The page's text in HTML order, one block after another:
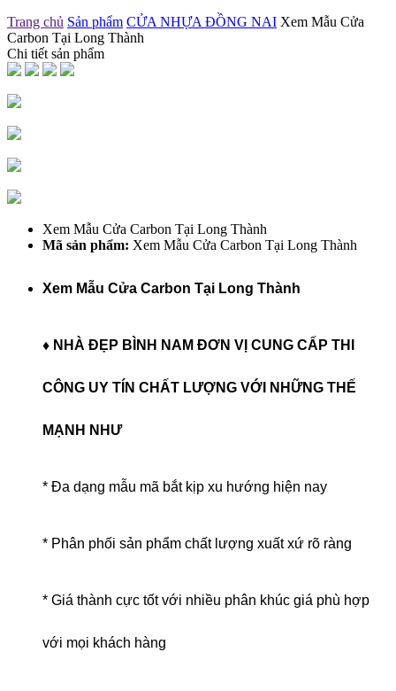
Trang chủ Sản phẩm CỬA NHỰA ĐỒNG NAI Xem Mẫu Cửa
Carbon Tại Long Thành
Chi tiết sản phẩm
Xem Mẫu Cửa Carbon Tại Long Thành
Mã sản phẩm: Xem Mẫu Cửa Carbon Tại Long Thành
Xem Mẫu Cửa Carbon Tại Long Thành
♦ NHÀ ĐẸP BÌNH NAM ĐƠN VỊ CUNG CẤP THI
CÔNG UY TÍN CHẤT LƯỢNG VỚI NHỮNG THẾ
MẠNH NHƯ
* Đa dạng mẫu mã bắt kịp xu hướng hiện nay
* Phân phối sản phẩm chất lượng xuất xứ rõ ràng
* Giá thành cực tốt với nhiều phân khúc giá phù hợp
với mọi khách hàng